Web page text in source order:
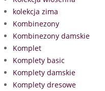
kolekcja zima
Kombinezony
Kombinezony damskie
Komplet
Komplety basic
Komplety damskie
Komplety dresowe